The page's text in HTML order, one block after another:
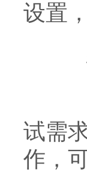
设置
泰
1.
试需
作，